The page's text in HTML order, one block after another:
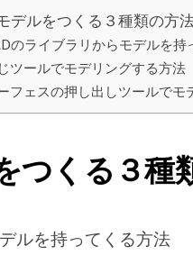
デルをつくる３種類の方
のライブラリからモデルを持
ツールでモデリングする方法
フェスの押し出しツールでモ
つくる３種
ルを持ってくる方法